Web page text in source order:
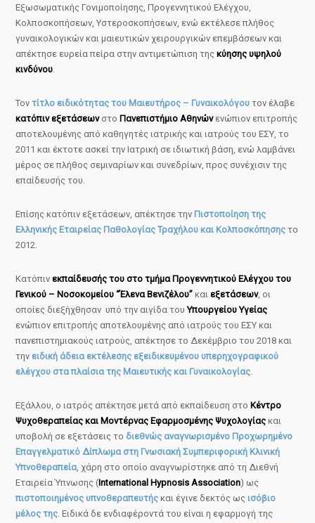
Εξωσωματικής Γονιμοποίησης, Προγεννητικού Ελέγχου,
Κολποσκοπήσεων, Υστεροσκοπήσεων, ενώ εκτέλεσε πλήθος
γυναικολογικών και μαιευτικών χειρουργικών επεμβάσεων και
απέκτησε ευρεία πείρα στην αντιμετώπιση τηςκύησης υψηλού
κινδύνου.
Τοντίτλο ειδικότητας του Μαιευτήρος – Γυναικολόγου τον έλαβε
κατόπιν εξετάσεωνστο Πανεπιστήμιο Αθηνώνενώπιον επιτροπής
αποτελουμένης από καθηγητές ιατρικής και ιατρούς του ΕΣΥ, το
2011 και έκτοτε ασκεί την Ιατρική σε ιδιωτική βάση, ενώ λαμβάνει
μέρος σε πλήθος σεμιναρίων και συνεδρίων, προς συνέχισιν της
επαίδευσής του.
Επίσης κατόπιν εξετάσεων, απέκτησε την Πιστοποίηση της
Ελληνικής Εταιρείας Παθολογίας Τραχήλου και Κολποσκόπησης το
2012.
Κατόπινεκπαίδευσής του στο τμήμα Προγεννητικού Ελέγχου του
Γενικού – Νοσοκομείου “Έλενα Βενιζέλου” καιεξετάσεων, οι
οποίες διεξήχθησαν υπό την αιγίδα τουΥπουργείου Υγείας
ενώπιον επιτροπής αποτελουμένης από ιατρούς του ΕΣΥ και
πανεπιστημιακούς ιατρούς, απέκτησε το Δεκέμβριο του 2018 και
την ειδική άδεια εκτέλεσης εξειδικευμένου υπερηχογραφικού
ελέγχου στα πλαίσια της Μαιευτικής και Γυναικολογίας.
Εξάλλου, ο ιατρός απέκτησε μετά από εκπαίδευση στο Κέντρο
Ψυχοθεραπείας και Μοντέρνας Εφαρμοσμένης Ψυχολογίας και
υποβολή σε εξετάσεις το διεθνώς αναγνωρισμένο Προχωρημένο
Επαγγελματικό Δίπλωμα στη Γνωσιακή Συμπεριφορική Κλινική
Υπνοθεραπεία, χάρη στο οποίο αναγνωρίστηκε από τη Διεθνή
Εταιρεία Ύπνωσης (International Hypnosis Association) ως
πιστοποιημένος υπνοθεραπευτής και έγινε δεκτός ωςισόβιο
μέλος της. Ειδικά δε ενδιαφέροντά του είναι η εφαρμογή της